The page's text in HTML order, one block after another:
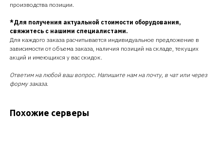
производства позиции.
*Для получения актуальной стоимости оборудования,
свяжитесь с нашими специалистами.
Для каждого заказа расчитывается индивидуальное предложение в
зависимости от объема заказа, наличия позиций на складе, текущих
акций и имеющихся у вас скидок.
Ответим на любой ваш вопрос. Напишите нам на почту, в чат или через
форму заказа.
Похожие серверы